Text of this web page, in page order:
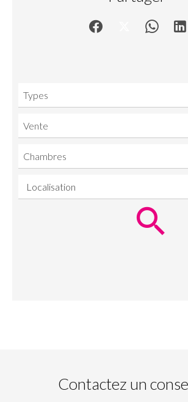
Types
Vente
Chambres
Localisation
Contactez un